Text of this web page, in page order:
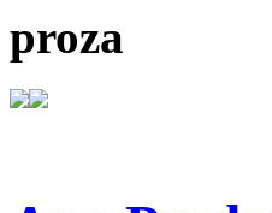
proza